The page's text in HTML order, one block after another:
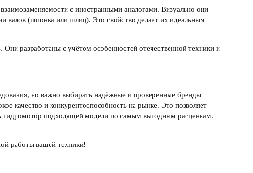
с иностранными аналогами. Визуально они
валов (шпонка или шлиц). Это свойство делает их идеальным
разработаны с учётом особенностей отечественной техники и
но важно выбирать надёжные и проверенные бренды.
качество и конкурентоспособность на рынке. Это позволяет
гидромотор подходящей модели по самым выгодным расценкам.
работы вашей техники!